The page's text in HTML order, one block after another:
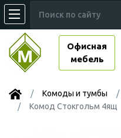
Офисная
мебель
Комоды и тумбы
Комод Стокгольм 4ящ